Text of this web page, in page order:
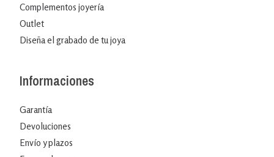
Complementos joyería
Outlet
Diseña el grabado de tu joya
Informaciones
Garantía
Devoluciones
Envío y plazos